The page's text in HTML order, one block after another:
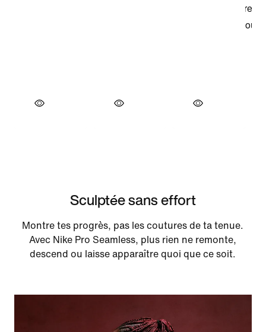
Sculptée sans effort
Montre tes progrès, pas les coutures de ta tenue.
Avec Nike Pro Seamless, plus rien ne remonte,
descend ou laisse apparaître quoi que ce soit.